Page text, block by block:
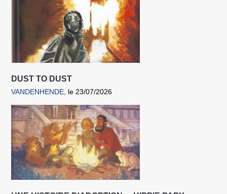
DUST TO DUST
VANDENHENDE le 23/07/2026